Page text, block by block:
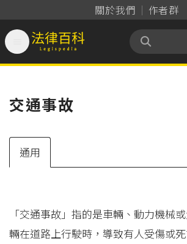
關於我們 作者群
法律百科 Legispedia
交通事故
通用
「交通事故」指的是車輛、動力機械
輛在道路上行駛時，導致有人受傷或